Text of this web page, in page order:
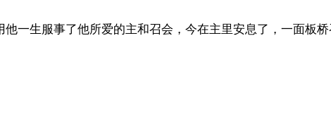
一生服事了他所爱的主和召会，今在主里安息了，一面板